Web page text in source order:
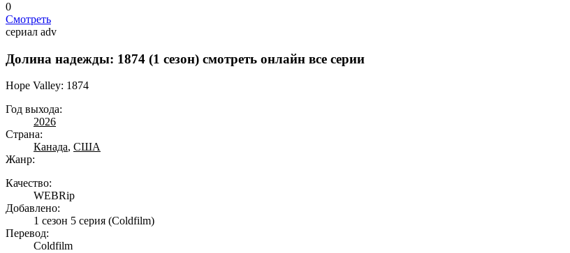
0
Смотреть
сериал adv
Долина надежды: 1874 (1 сезон) смотреть онлайн все серии
Hope Valley: 1874
Год выхода:
2026
Страна:
Канада, США
Жанр:
Качество:
WEBRip
Добавлено:
1 сезон 5 серия (Coldfilm)
Перевод:
Coldfilm